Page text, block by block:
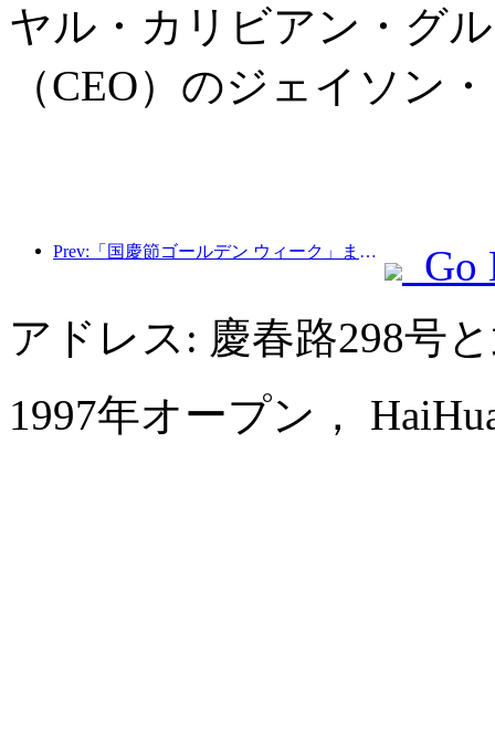
ヤル・カリビアン・グ
（CEO）のジェイソン
Prev:「国慶節ゴールデン ウィーク」まであと 7 日となり、予約が入ってきています。ホテルと B&B の予約は同様に人気があり、建国記念日の平均予約率はそれぞれ 24.97% と 24.49% です。注文が入った9月23日時点で「国慶節期間中7日間連続満室」を達成した加盟店は57社、予約率80％以上の加盟店は2％、予約率8.3％以上の加盟店は8.3％だった。 60%。例年と比較して、今年の国慶節休暇の予約率は「予約して行く」の特徴を示しています。 9月30日に急成長期に入り、10月4日に急落した。 9
Go
アドレス: 慶春路298号
1997年オープン，